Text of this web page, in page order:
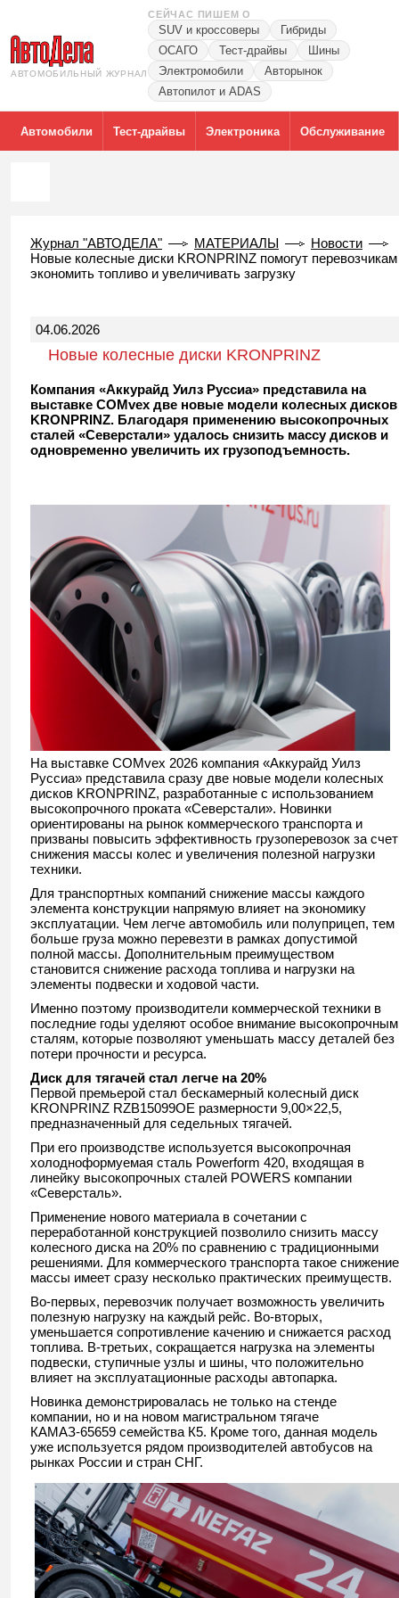
АВТОМОБИЛЬНЫЙ ЖУРНАЛ
СЕЙЧАС ПИШЕМ О
SUV и кроссоверы
Гибриды
ОСАГО
Тест-драйвы
Шины
Электромобили
Авторынок
Автопилот и ADAS
Автомобили Тест-драйвы Электроника Обслуживание
Журнал "АВТОДЕЛА" МАТЕРИАЛЫ
Новости
Новые колесные диски KRONPRINZ помогут перевозчикам
экономить топливо и увеличивать загрузку
04.06.2026
Новые колесные диски KRONPRINZ
помогут перевозчикам экономить топливо и
увеличивать загрузку
Компания «Аккурайд Уилз Руссиа» представила на
выставке COMvex две новые модели колесных дисков
KRONPRINZ. Благодаря применению высокопрочных
сталей «Северстали» удалось снизить массу дисков и
одновременно увеличить их грузоподъемность.
На выставке COMvex 2026 компания «Аккурайд Уилз
Руссиа» представила сразу две новые модели колесных
дисков KRONPRINZ, разработанные с использованием
высокопрочного проката «Северстали». Новинки
ориентированы на рынок коммерческого транспорта и
призваны повысить эффективность грузоперевозок за счет
снижения массы колес и увеличения полезной нагрузки
техники.
Для транспортных компаний снижение массы каждого
элемента конструкции напрямую влияет на экономику
эксплуатации. Чем легче автомобиль или полуприцеп, тем
больше груза можно перевезти в рамках допустимой
полной массы. Дополнительным преимуществом
становится снижение расхода топлива и нагрузки на
элементы подвески и ходовой части.
Именно поэтому производители коммерческой техники в
последние годы уделяют особое внимание высокопрочным
сталям, которые позволяют уменьшать массу деталей без
потери прочности и ресурса.
Диск для тягачей стал легче на 20%
Первой премьерой стал бескамерный колесный диск
KRONPRINZ RZB15099OE размерности 9,00×22,5,
предназначенный для седельных тягачей.
При его производстве используется высокопрочная
холодноформуемая сталь Powerform 420, входящая в
линейку высокопрочных сталей POWERS компании
«Северсталь».
Применение нового материала в сочетании с
переработанной конструкцией позволило снизить массу
колесного диска на 20% по сравнению с традиционными
решениями. Для коммерческого транспорта такое снижение
массы имеет сразу несколько практических преимуществ.
Во-первых, перевозчик получает возможность увеличить
полезную нагрузку на каждый рейс. Во-вторых,
уменьшается сопротивление качению и снижается расход
топлива. В-третьих, сокращается нагрузка на элементы
подвески, ступичные узлы и шины, что положительно
влияет на эксплуатационные расходы автопарка.
Новинка демонстрировалась не только на стенде
компании, но и на новом магистральном тягаче
КАМАЗ-65659 семейства К5. Кроме того, данная модель
уже используется рядом производителей автобусов на
рынках России и стран СНГ.